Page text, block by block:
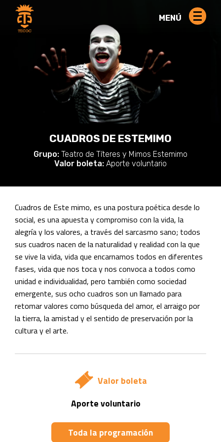
MENÚ
CUADROS DE ESTEMIMO
Grupo: Teatro de Títeres y Mimos Estemimo
Valor boleta: Aporte voluntario
Cuadros de Este mimo, es una postura poética desde lo
social, es una apuesta y compromiso con la vida, la
alegría y los valores, a través del sarcasmo sano; todos
sus cuadros nacen de la naturalidad y realidad con la que
se vive la vida, vida que encarnamos todos en diferentes
fases, vida que nos toca y nos convoca a todos como
unidad e individualidad, pero también como sociedad
emergente, sus ocho cuadros son un llamado para
retomar valores como búsqueda del amor, el arraigo por
la tierra, la amistad y el sentido de preservación por la
cultura y el arte.
Valor boleta
Aporte voluntario
Toda la programación